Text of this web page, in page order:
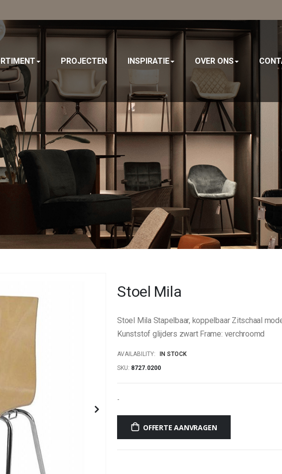
PROJECTEN INSPIRATIE OVER ONS
Stoel Mila
Stoel Mila Stapelbaar, koppelbaar Zitschaal
Kunststof glijders zwart Frame: verchroomd
AVAILABILITY:
IN STOCK
SKU 8727.0200
-
OFFERTE AANVRAGEN